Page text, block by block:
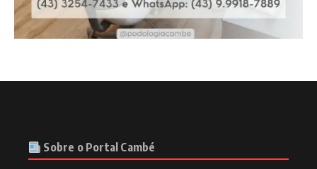
Sobre o Portal Cambé